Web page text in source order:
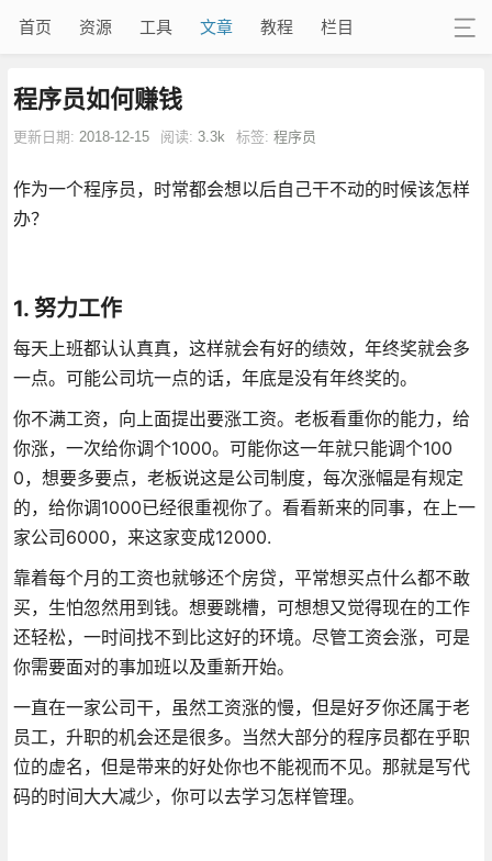
首页 资源 工具 文章 教程 栏目
程序员如何赚钱
更新日期: 2018-12-15 阅读: 3.3k 标签: 程序员
作为一个程序员，时常都会想以后自己干不动的时候该怎样
办？
1. 努力工作
每天上班都认认真真，这样就会有好的绩效，年终奖就会多
一点。可能公司坑一点的话，年底是没有年终奖的。
你不满工资，向上面提出要涨工资。老板看重你的能力，给
你涨，一次给你调个1000。可能你这一年就只能调个100
0，想要多要点，老板说这是公司制度，每次涨幅是有规定
的，给你调1000已经很重视你了。看看新来的同事，在上一
家公司6000，来这家变成12000.
靠着每个月的工资也就够还个房贷，平常想买点什么都不敢
买，生怕忽然用到钱。想要跳槽，可想想又觉得现在的工作
还轻松，一时间找不到比这好的环境。尽管工资会涨，可是
你需要面对的事加班以及重新开始。
一直在一家公司干，虽然工资涨的慢，但是好歹你还属于老
员工，升职的机会还是很多。当然大部分的程序员都在乎职
位的虚名，但是带来的好处你也不能视而不见。那就是写代
码的时间大大减少，你可以去学习怎样管理。